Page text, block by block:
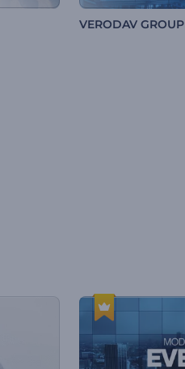
VERODAV GROUP